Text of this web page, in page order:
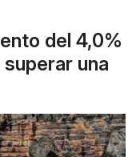
del 4,0%
una